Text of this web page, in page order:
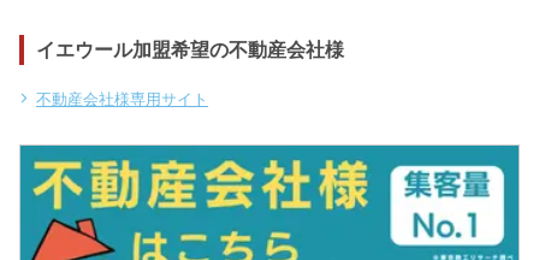
イエウール加盟希望の不動産会社様
不動産会社様専用サイト